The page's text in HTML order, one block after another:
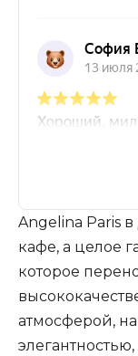
Angelina Paris
кафе, а целое
которое
атмосферой,